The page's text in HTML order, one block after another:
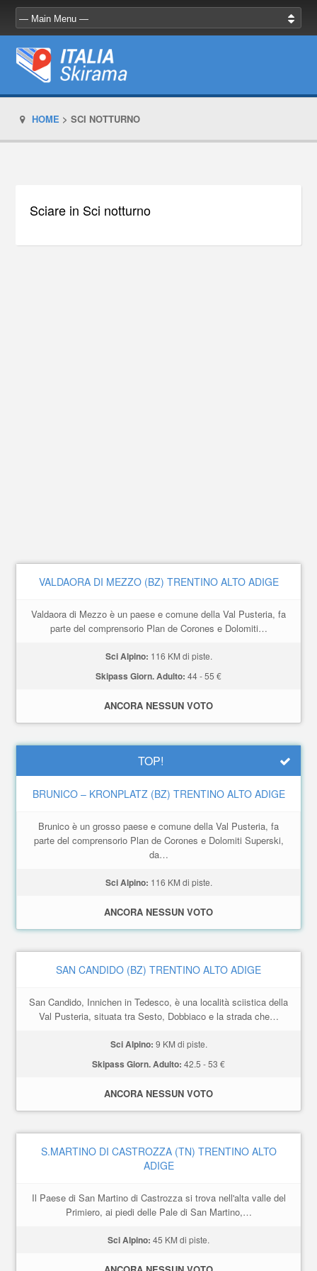
HOME > SCI NOTTURNO
Sciare in Sci notturno
VALDAORA DI MEZZO (BZ) TRENTINO ALTO ADIGE
Valdaora di Mezzo è un paese e comune della Val Pusteria, fa
parte del comprensorio Plan de Corones e Dolomiti…
Sci Alpino: 116 KM di piste.
Skipass Giorn. Adulto: 44 - 55 €
ANCORA NESSUN VOTO
TOP!
BRUNICO – KRONPLATZ (BZ) TRENTINO ALTO ADIGE
Brunico è un grosso paese e comune della Val Pusteria, fa
parte del comprensorio Plan de Corones e Dolomiti Superski,
da…
Sci Alpino: 116 KM di piste.
ANCORA NESSUN VOTO
SAN CANDIDO (BZ) TRENTINO ALTO ADIGE
San Candido, Innichen in Tedesco, è una località sciistica della
Val Pusteria, situata tra Sesto, Dobbiaco e la strada che…
Sci Alpino: 9 KM di piste.
Skipass Giorn. Adulto: 42.5 - 53 €
ANCORA NESSUN VOTO
S.MARTINO DI CASTROZZA (TN) TRENTINO ALTO
ADIGE
Il Paese di San Martino di Castrozza si trova nell'alta valle del
Primiero, ai piedi delle Pale di San Martino,…
Sci Alpino: 45 KM di piste.